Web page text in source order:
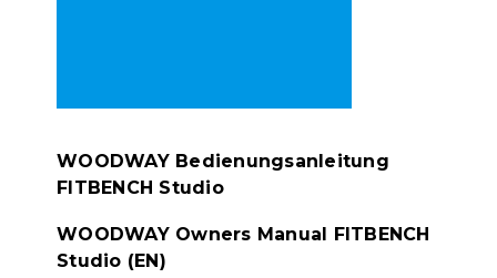
WOODWAY Bedienungsanleitung
FITBENCH Studio
WOODWAY Owners Manual FITBENCH
Studio (EN)